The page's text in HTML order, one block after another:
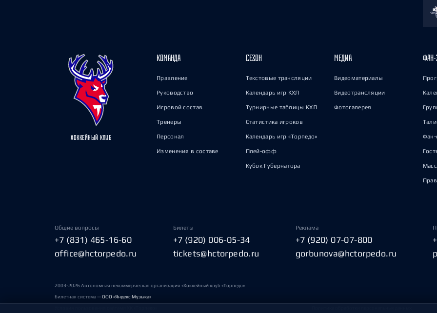
ХОККЕЙНЫЙ КЛУБ
КОМАНДА
Правление
Руководство
Игровой состав
Тренеры
Персонал
Изменения в составе
СЕЗОН
Текстовые трансляции
Календарь игр КХЛ
Турнирные таблицы КХЛ
Статистика игроков
Календарь игр «Торпедо»
Плей-офф
Кубок Губернатора
МЕДИА
Видеоматериалы
Видеотрансляции
Фотогалерея
ФАН-
Фан-
Общие вопросы
+7 (831) 465-16-60
office@hctorpedo.ru
Билеты
+7 (920) 006-05-34
tickets@hctorpedo.ru
Реклама
+7 (920) 07-07-800
gorbunova@hctorpedo.ru
2003-2026 Автономная некоммерческая организация «Хоккейный клуб «Торпедо»
Билетная система —ООО «Яндекс Музыка»